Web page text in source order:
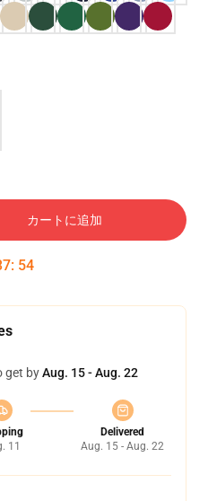
カートに追加
: 53
get byAug. 15 - Aug. 22
11
Delivered
Aug. 15 - Aug. 22